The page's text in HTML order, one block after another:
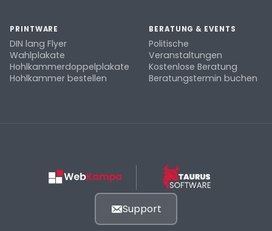
PRINTWARE
DIN lang Flyer
Wahlplakate
Hohlkammerdoppelplakate
Hohlkammer bestellen
BERATUNG & EVENTS
Politische
Veranstaltungen
Kostenlose Beratung
Beratungstermin buchen
Support